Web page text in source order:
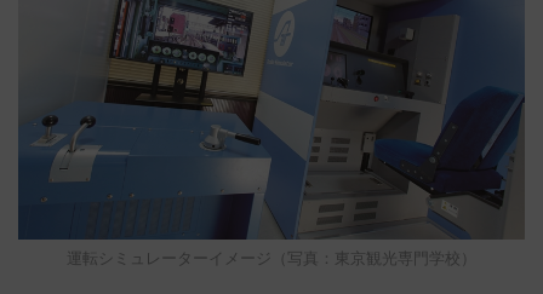
運転シミュレーターイメージ（写真：東京観光専門学校）